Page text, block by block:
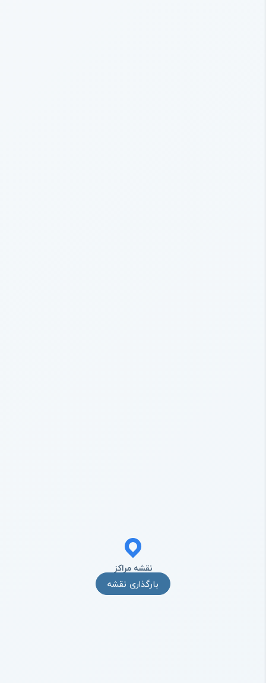
نقشه مراکز
بارگذاری نقشه